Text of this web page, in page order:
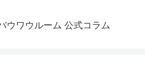
ウワウルーム 公式コラム